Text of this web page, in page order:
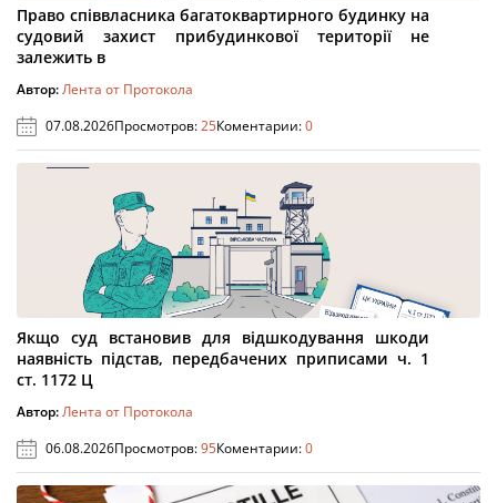
Право співвласника багатоквартирного будинку на
судовий захист прибудинкової території не
залежить в
Автор:Лента от Протокола
07.08.2026Просмотров:25Коментарии:0
Якщо суд встановив для відшкодування шкоди
наявність підстав, передбачених приписами ч. 1
ст. 1172 Ц
Автор:Лента от Протокола
06.08.2026Просмотров:95Коментарии:0